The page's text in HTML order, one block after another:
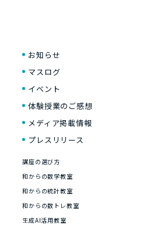
お知らせ
マスログ
イベント
体験授業のご感想
メディア掲載情報
プレスリリース
講座の選び方
和からの数学教室
和からの統計教室
和からの数トレ教室
生成AI活用教室